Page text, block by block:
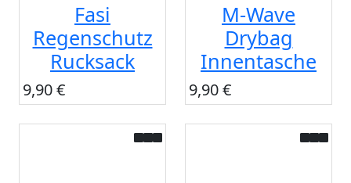
Fasi
Regenschutz
Rucksack
9,90 €
M-Wave
Drybag
Innentasche
9,90 €